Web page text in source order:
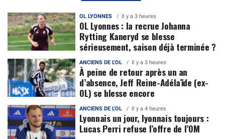
OL LYONNES Il y a 3 heures
OL Lyonnes : la recrue Johanna
Rytting Kaneryd se blesse
sérieusement, saison déjà terminée ?
ANCIENS DE L'OL Il y a 3 heures
À peine de retour après un an
d’absence, Jeff Reine-Adélaïde (ex-
OL) se blesse encore
ANCIENS DE L'OL Il y a 4 heures
Lyonnais un jour, lyonnais toujours :
Lucas Perri refuse l’offre de l’OM